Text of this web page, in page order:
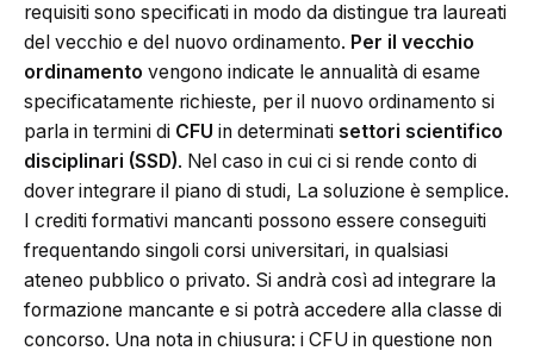
requisiti sono specificati in modo da distingue tra laureati
del vecchio e del nuovo ordinamento. Per il vecchio
ordinamento vengono indicate le annualità di esame
specificatamente richieste, per il nuovo ordinamento si
parla in termini di CFU in determinati settori scientifico
disciplinari (SSD). Nel caso in cui ci si rende conto di
dover integrare il piano di studi, La soluzione è semplice.
I crediti formativi mancanti possono essere conseguiti
frequentando singoli corsi universitari, in qualsiasi
ateneo pubblico o privato. Si andrà così ad integrare la
formazione mancante e si potrà accedere alla classe di
concorso. Una nota in chiusura: i CFU in questione non